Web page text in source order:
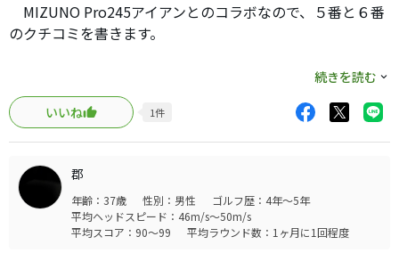
海外製品はもっと悪いんだろうけど、養老工場メイドインジャパ
ン製なので、ちょっと残念。
MIZUNO Pro245アイアンとのコラボなので、５番と６番
のクチコミを書きます。
MIZUNO Pro223アイアン（#5〜PW）：N.S.PRO
MODUS3 TOUR 105 フレックスＲからの乗り換えです。な
お、シャフトは前使用アイアンから抜き、リシャフトしま
した。
まず、構えた瞬間はヘッドが241アイアンと変わらないデ
ザインと感じました。打ってみると中空構造なのにそこま
で飛ぶとは感じません。
続きを読む
いいね
1件
郡
年齢：37歳 性別：男性
ゴルフ歴：4年～5年
平均ヘッドスピード：46m/s～50m/s
平均スコア：90～99
平均ラウンド数：1ヶ月に1回程度